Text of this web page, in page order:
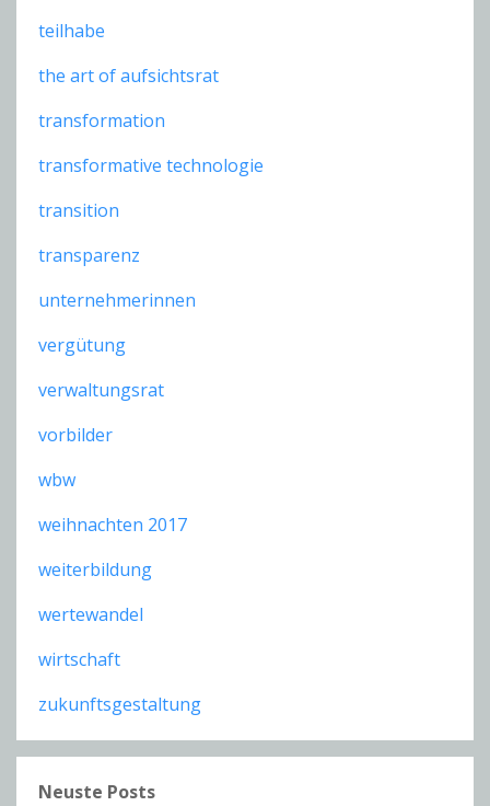
teilhabe
the art of aufsichtsrat
transformation
transformative technologie
transition
transparenz
unternehmerinnen
vergütung
verwaltungsrat
vorbilder
wbw
weihnachten 2017
weiterbildung
wertewandel
wirtschaft
zukunftsgestaltung
Neuste Posts